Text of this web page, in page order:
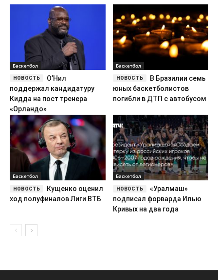
Баскетбол
О’Нил
поддержал кандидатуру
Кидда на пост тренера
«Орландо»
Баскетбол
В Бразилии семь
юных баскетболистов
погибли в ДТП с автобусом
Баскетбол
Кущенко оценил
ход полуфиналов Лиги ВТБ
Баскетбол
«Уралмаш»
подписал форварда Илью
Кривых на два года